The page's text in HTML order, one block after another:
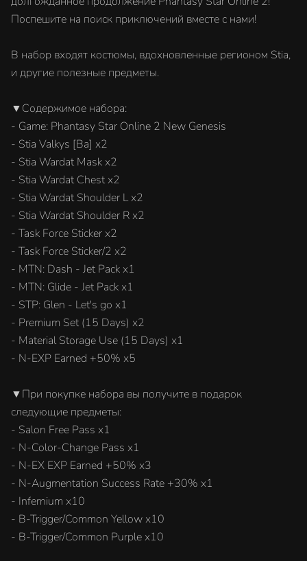
Поспешите на поиск приключений вместе с нами!
В набор входят костюмы, вдохновленные регионом Stia,
и другие полезные предметы.
▼Содержимое набора:
- Game: Phantasy Star Online 2 New Genesis
- Stia Valkys [Ba] x2
- Stia Wardat Mask x2
- Stia Wardat Chest x2
- Stia Wardat Shoulder L x2
- Stia Wardat Shoulder R x2
- Task Force Sticker x2
- Task Force Sticker/2 x2
- MTN: Dash - Jet Pack x1
- MTN: Glide - Jet Pack x1
- STP: Glen - Let's go x1
- Premium Set (15 Days) x2
- Material Storage Use (15 Days) x1
- N-EXP Earned +50% x5
▼При покупке набора вы получите в подарок
следующие предметы:
- Salon Free Pass x1
- N-Color-Change Pass x1
- N-EX EXP Earned +50% x3
- N-Augmentation Success Rate +30% x1
- Infernium x10
- B-Trigger/Common Yellow x10
- B-Trigger/Common Purple x10